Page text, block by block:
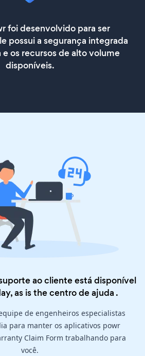
foi desenvolvido para ser
possui a segurança integrada
e os recursos de alto volume
disponíveis.
ao cliente está disponível
as is thecentro de ajuda .
de engenheiros especialistas
para manter os aplicativos powr
Claim Form trabalhando para
você.